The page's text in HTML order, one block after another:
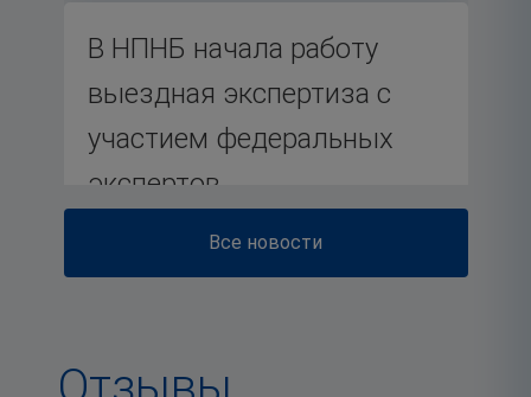
В НПНБ начала работу
выездная экспертиза с
участием федеральных
экспертов
Все новости